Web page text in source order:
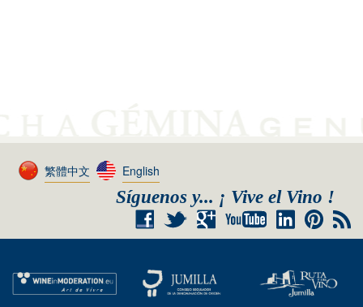
繁體中文 English
Síguenos y... ¡ Vive el Vino !
+ RSS